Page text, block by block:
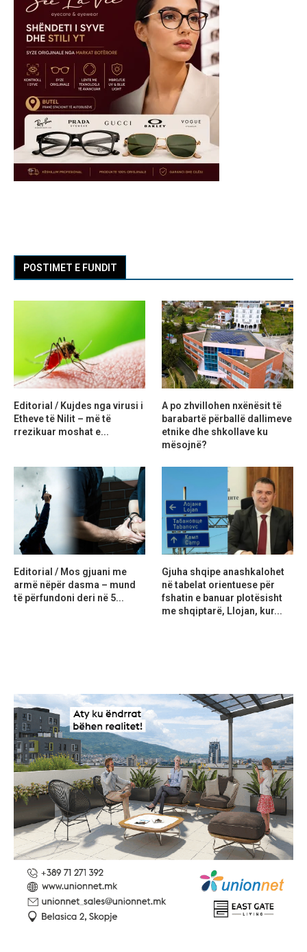
POSTIMET E FUNDIT
Editorial / Kujdes nga virusi i
Etheve të Nilit – më të
rrezikuar moshat e...
A po zhvillohen nxënësit të
barabartë përballë dallimeve
etnike dhe shkollave ku
mësojnë?
Editorial / Mos gjuani me
armë nëpër dasma – mund
të përfundoni deri në 5...
Gjuha shqipe anashkalohet
në tabelat orientuese për
fshatin e banuar plotësisht
me shqiptarë, Llojan, kur...